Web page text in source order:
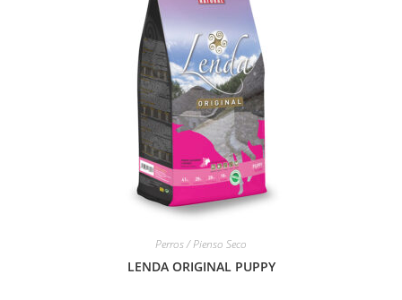
Perros / Pienso Seco
LENDA ORIGINAL PUPPY